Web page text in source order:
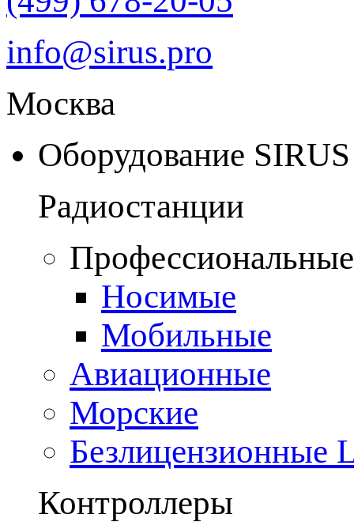
info@sirus.pro
Москва
Оборудование SIRUS
Радиостанции
Носимые
Мобильные
Авиационные
Морские
Безлицензионные
Контроллеры